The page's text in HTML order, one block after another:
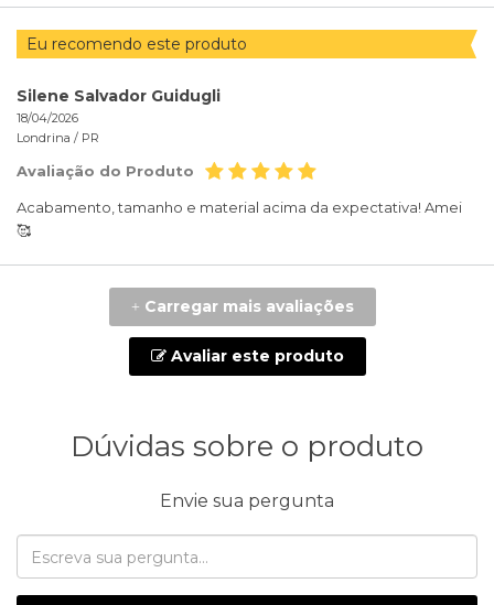
Eu recomendo este produto
Silene Salvador Guidugli
18/04/2026
Londrina / PR
Avaliação do Produto
Acabamento, tamanho e material acima da expectativa! Amei
🥰
+ Carregar mais avaliações
Avaliar este produto
Dúvidas sobre o produto
Envie sua pergunta